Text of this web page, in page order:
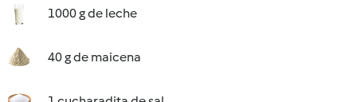
1000 g de leche
40 g de maicena